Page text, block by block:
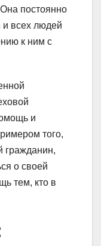
постоянно
и всех людей
к ним с
и
того,
гражданин,
о своей
тем, кто в